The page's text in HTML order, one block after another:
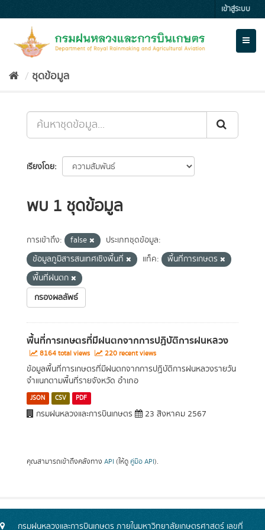
to
เข้าสู่ระบบ
ชุดข้อมูล
เรียงโดย
พบ 1 ชุดข้อมูล
การเข้าถึง: false
ประเภทชุดข้อมูล:
ข้อมูลภูมิสารสนเทศเชิงพื้นที่
แท็ค:
พื้นที่การเกษตร
พื้นที่ฝนตก
กรองผลลัพธ์
พื้นที่การเกษตรที่มีฝนตกจากการปฏิบัติการฝนหลวง
8164 total views 220 recent views
ข้อมูลพื้นที่การเกษตรที่มีฝนตกจากการปฏิบัติการฝนหลวงรายวัน
จำแนกตามพื้นที่รายจังหวัด อำเภอ
JSON CSV PDF
กรมฝนหลวงและการบินเกษตร 23 สิงหาคม 2567
คุณสามารถเข้าถึงคลังทาง API (ให้ดู คู่มือ API).
กรมฝนหลวงและการบินเกษตร ภายในมหาวิทยาลัยเกษตรศาสตร์ เลขที่